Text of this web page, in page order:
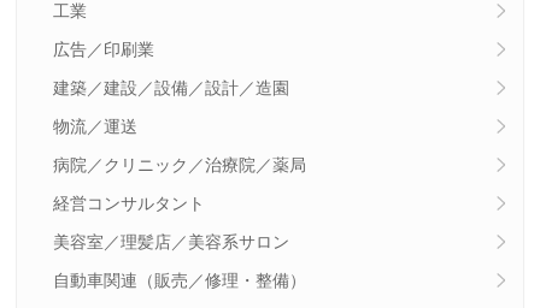
工業
広告／印刷業
建築／建設／設備／設計／造園
物流／運送
病院／クリニック／治療院／薬局
経営コンサルタント
美容室／理髪店／美容系サロン
自動車関連（販売／修理・整備）